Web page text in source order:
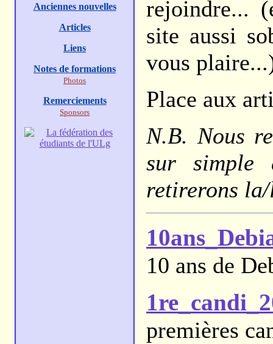
rejoindre...
site aussi
vous
Place aux
N.B. Nous
sur simple
retirerons la/
10 ans de
premières
Anciennes nouvelles
Articles
Liens
Notes de formations
Photos
Remerciements
Sponsors